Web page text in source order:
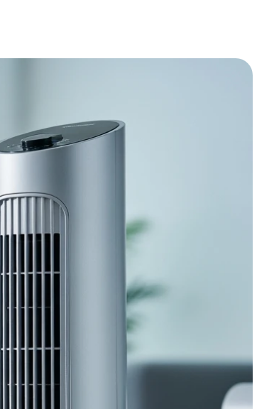
en de belangrijkste plus- en minpunten
voor thuis
met
Hoog - Kolomventilator -